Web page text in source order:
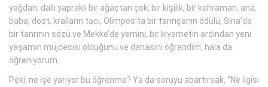
yağdan, dallı yapraklı bir ağaçtan çok; bir kişilik, bir kahraman, ana,
baba, dost, kralların tacı, Olimpos’ta bir tanrıçanın ödülü, Sina’da
bir tanrının sözü ve Mekke’de yemini, bir kıyametin ardından yeni
yaşamın müjdecisi olduğunu ve dahasını öğrendim, hala da
öğreniyorum.
Peki, ne işe yarıyor bu öğrenme? Ya da soruyu abartırsak, “Ne ilgisi